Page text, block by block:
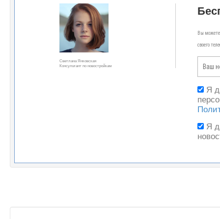
Светлана Янковская
Консультант по новостройкам
Вы
своего
Я
Я